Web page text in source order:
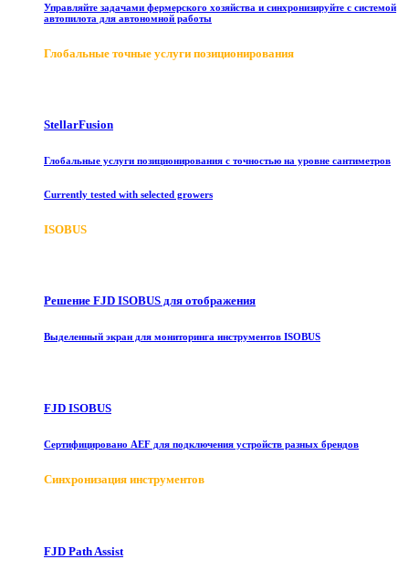
Управляйте задачами фермерского хозяйства и синхронизируйте с системой
автопилота для автономной работы
Глобальные точные услуги позиционирования
StellarFusion
Глобальные услуги позиционирования с точностью на уровне сантиметров
Currently tested with selected growers
ISOBUS
Решение FJD ISOBUS для отображения
Выделенный экран для мониторинга инструментов ISOBUS
FJD ISOBUS
Сертифицировано AEF для подключения устройств разных брендов
Синхронизация инструментов
FJD Path Assist